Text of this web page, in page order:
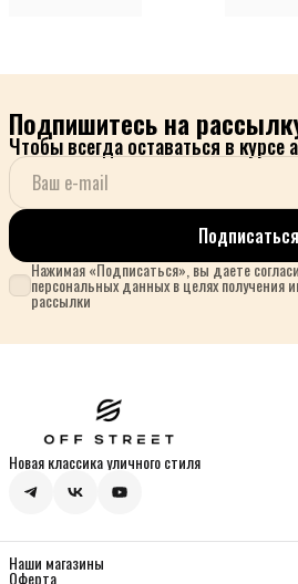
Подпишитесь на
Чтобы всегда оставаться в курсе
Подписаться
Нажимая «Подписаться», вы даете
персональных данных в целях получения
рассылки
Новая классика уличного стиля
Наши магазины
Оферта